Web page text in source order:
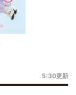
5:30更新